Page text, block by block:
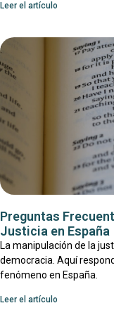
Leer el artículo
Preguntas
Justicia en España
La manipulación de la
democracia. Aquí
fenómeno en España.
Leer el artículo